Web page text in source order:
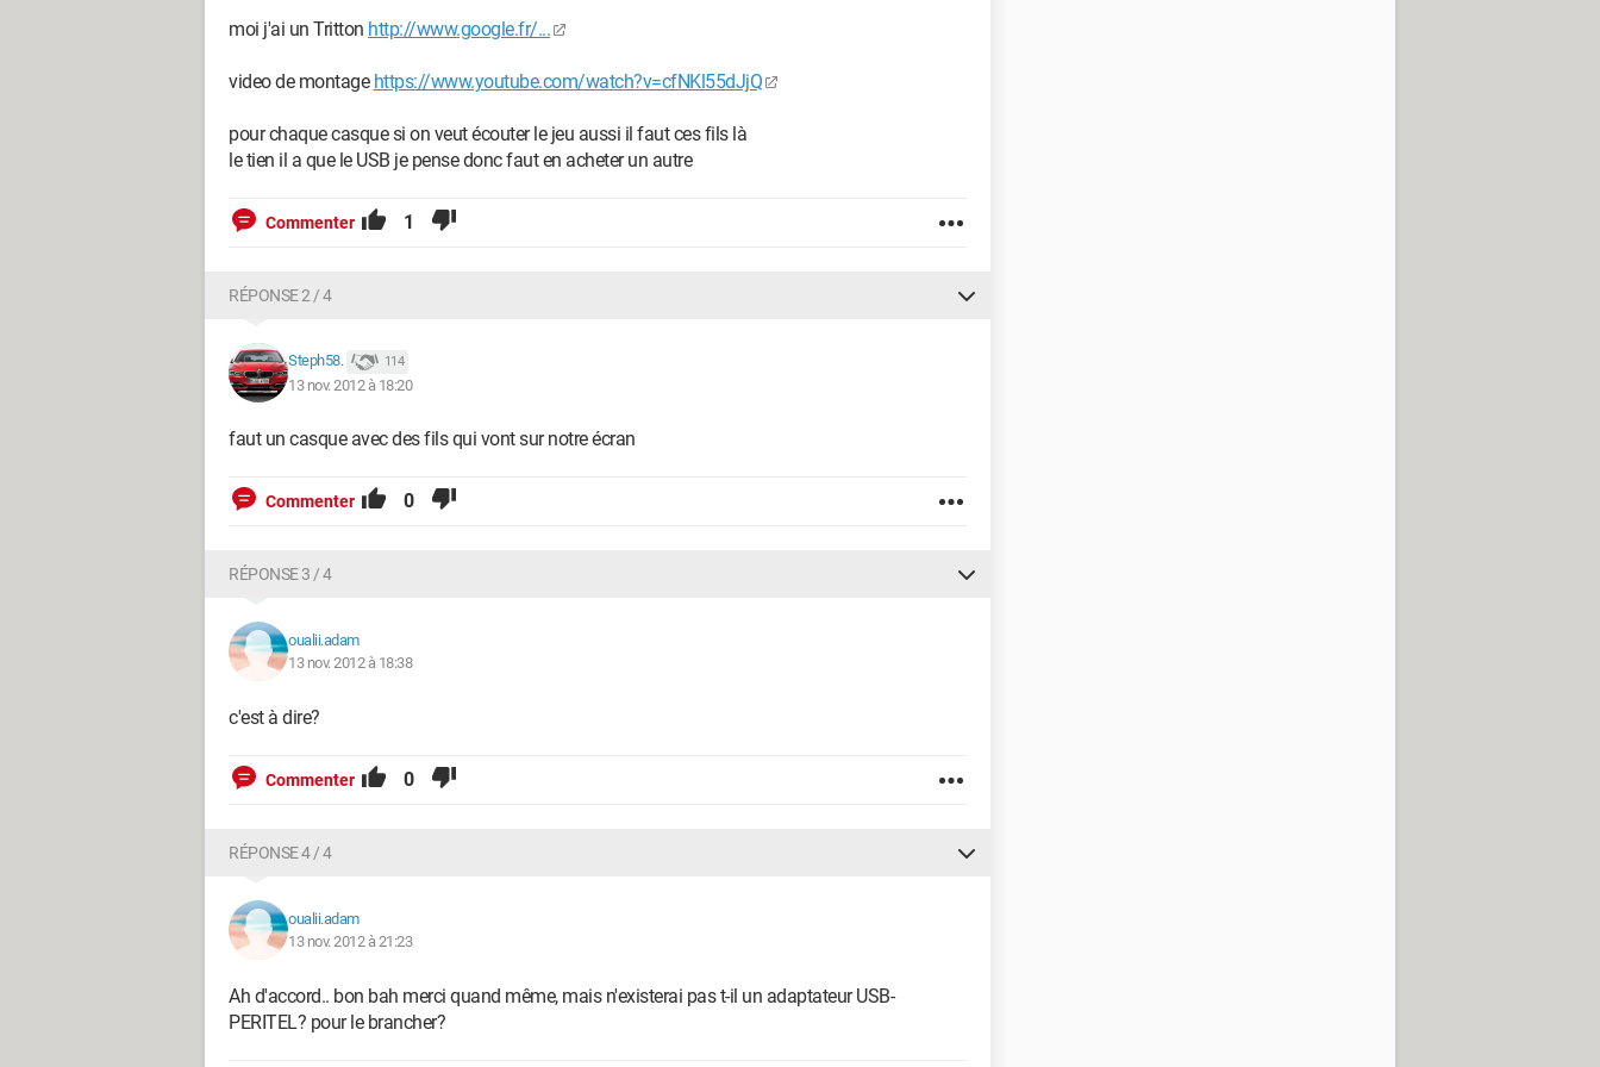
moi j'ai un Tritton http://www.google.fr/...
video de montage https://www.youtube.com/watch?v=cfNKl55dJjQ
pour chaque casque si on veut écouter le jeu aussi il faut ces fils là
le tien il a que le USB je pense donc faut en acheter un autre
Commenter 1
RÉPONSE 2 / 4
Steph58. 114
13 nov. 2012 à 18:20
faut un casque avec des fils qui vont sur notre écran
Commenter 0
RÉPONSE 3 / 4
oualii.adam
13 nov. 2012 à 18:38
c'est à dire?
Commenter 0
RÉPONSE 4 / 4
oualii.adam
13 nov. 2012 à 21:23
Ah d'accord.. bon bah merci quand même, mais n'existerai pas t-il un adaptateur USB-
PERITEL? pour le brancher?